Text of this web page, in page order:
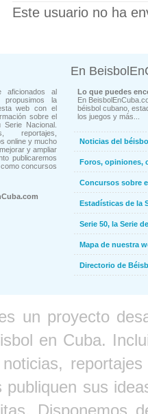
Este usuario no ha
aficionados al
propusimos la
web con el
sobre el
Nacional.
reportajes,
online y mucho
y ampliar
publicaremos
concursos
En
Lo que puedes
En
béisbol cubano,
los juegos y más...
Noticias del
Foros, opiniones,
Concursos sobre
Estadísticas de la
Serie 50, la Serie
Mapa de nuestra
Directorio de
un proyecto
en Cuba.
publiquen sus
Disponemos